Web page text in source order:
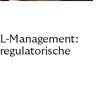
Management: